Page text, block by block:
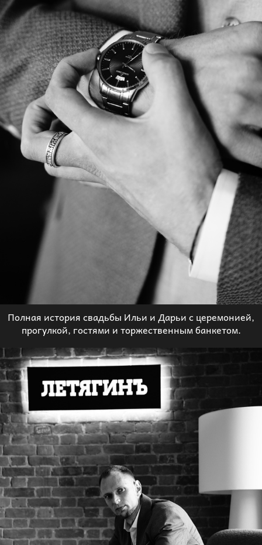
Полная история свадьбы Ильи и Дарьи с церемонией,
прогулкой, гостями и торжественным банкетом.